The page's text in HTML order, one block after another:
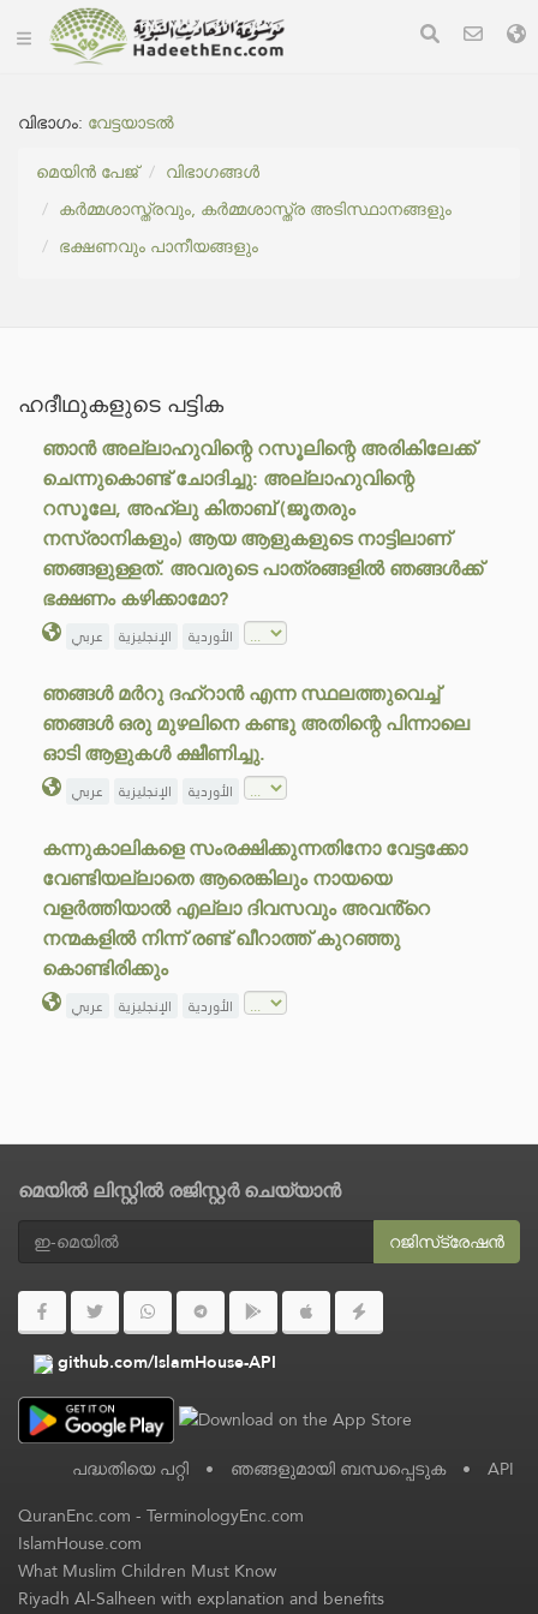
വിഭാഗം: വേട്ടയാടൽ
മെയിൻ പേജ്
വിഭാഗങ്ങൾ
കർമ്മശാസ്ത്രവും, കർമ്മശാസ്ത്ര അടിസ്ഥാനങ്ങളും
ഭക്ഷണവും പാനീയങ്ങളും
ഹദീഥുകളുടെ പട്ടിക
ഞാൻ അല്ലാഹുവിന്റെ റസൂലിന്റെ അരികിലേക്ക്
ചെന്നുകൊണ്ട് ചോദിച്ചു: അല്ലാഹുവിന്റെ
റസൂലേ, അഹ്ലു കിതാബ് (ജൂതരും
നസ്രാനികളും) ആയ ആളുകളുടെ നാട്ടിലാണ്
ഞങ്ങളുള്ളത്. അവരുടെ പാത്രങ്ങളിൽ ഞങ്ങൾക്ക്
ഭക്ഷണം കഴിക്കാമോ?
عربي الإنجليزية الأوردية
ഞങ്ങൾ മർറു ദഹ്റാൻ എന്ന സ്ഥലത്തുവെച്ച്
ഞങ്ങൾ ഒരു മുഴലിനെ കണ്ടു അതിന്റെ പിന്നാലെ
ഓടി ആളുകൾ ക്ഷീണിച്ചു.
عربي الإنجليزية الأوردية
കന്നുകാലികളെ സംരക്ഷിക്കുന്നതിനോ വേട്ടക്കോ
വേണ്ടിയല്ലാതെ ആരെങ്കിലും നായയെ
വളർത്തിയാൽ എല്ലാ ദിവസവും അവൻ്റെ
നന്മകളിൽ നിന്ന് രണ്ട് ഖീറാത്ത് കുറഞ്ഞു
കൊണ്ടിരിക്കും
عربي الإنجليزية الأوردية
മെയിൽ ലിസ്റ്റിൽ രജിസ്റ്റർ ചെയ്യാൻ
റജിസ്‌ട്രേഷൻ
github.com/IslamHouse-API
പദ്ധതിയെ പറ്റി • ഞങ്ങളുമായി ബന്ധപ്പെടുക • API
QuranEnc.com-TerminologyEnc.com
IslamHouse.com
What Muslim Children Must Know
Riyadh Al-Salheen with explanation and benefits